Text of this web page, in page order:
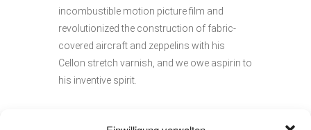
incombustible motion picture film and
revolutionized the construction of fabric-
covered aircraft and zeppelins with his
Cellon stretch varnish, and we owe aspirin to
his inventive spirit.